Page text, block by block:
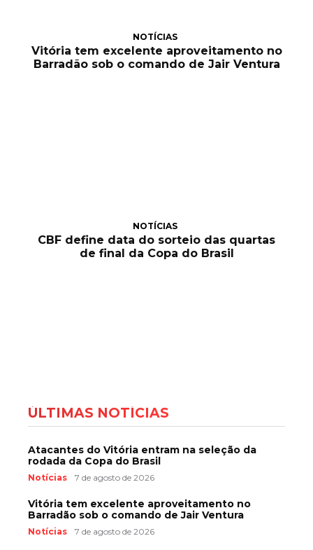
NOTÍCIAS
Vitória tem excelente aproveitamento no
Barradão sob o comando de Jair Ventura
NOTÍCIAS
CBF define data do sorteio das quartas
de final da Copa do Brasil
ÚLTIMAS NOTÍCIAS
Atacantes do Vitória entram na seleção da
rodada da Copa do Brasil
Notícias 7 de agosto de 2026
Vitória tem excelente aproveitamento no
Barradão sob o comando de Jair Ventura
Notícias 7 de agosto de 2026